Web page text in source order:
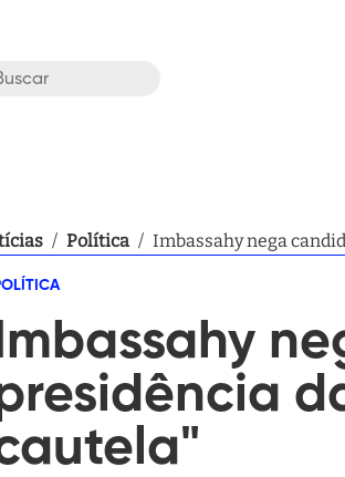
/ Política / Imbassahy nega